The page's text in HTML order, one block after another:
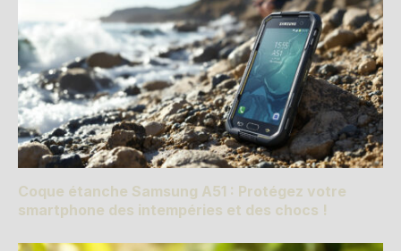
Coque étanche Samsung A51 : Protégez votre
smartphone des intempéries et des chocs !